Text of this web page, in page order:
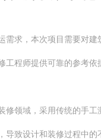
需求，本次项目需要对
工程师提供可靠的参考
修领域，采用传统的手
导致设计和装修过程中